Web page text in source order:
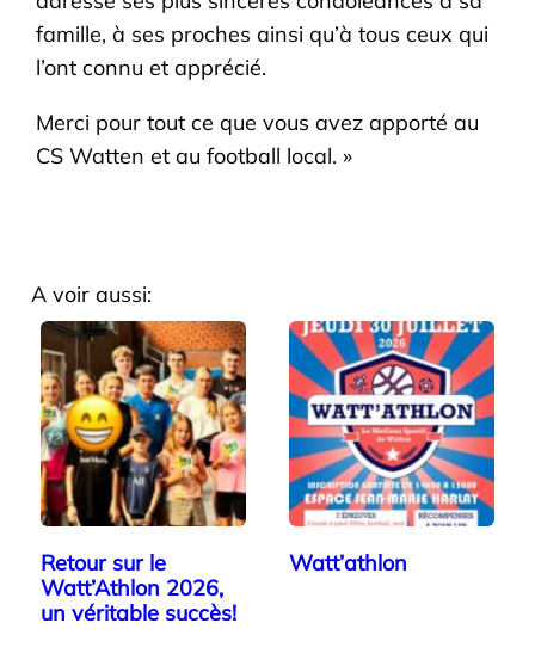
famille, à ses proches ainsi qu’à tous ceux qui
l’ont connu et apprécié.
Merci pour tout ce que vous avez apporté au
CS Watten et au football local. »
A voir aussi:
Retour sur le
Watt’Athlon 2026,
un véritable succès!
Watt’athlon